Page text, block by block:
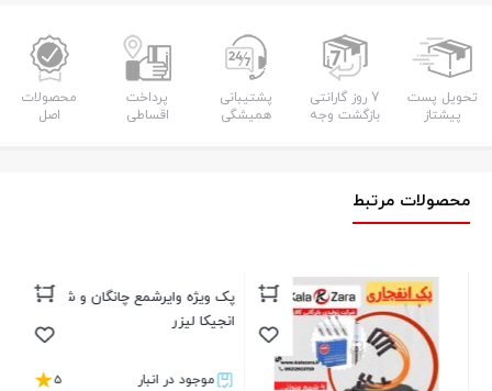
تحویل پست
پیشتاز
7 روز گارانتی
بازگشت وجه
پشتیبانی
همیشگی
پرداخت
اقساطی
محصولات
اصل
محصولات مرتبط
پک ویژه وایرشمع چانگان و شمع
انجیکا لیزر
موجود در انبار 5